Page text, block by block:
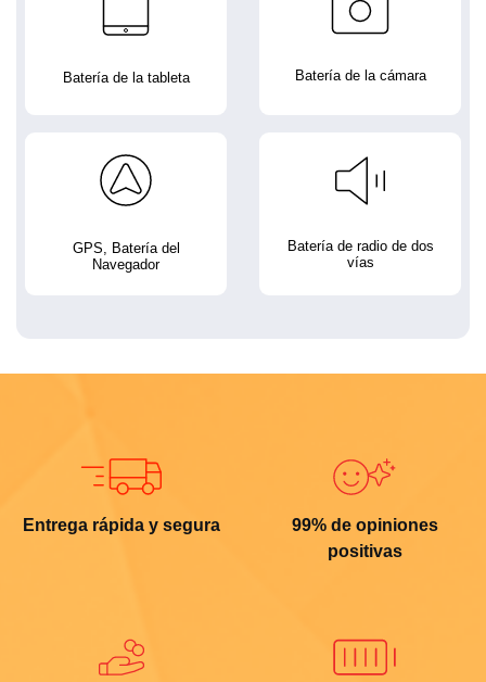
Batería de la tableta Batería de la cámara
GPS, Batería del
Navegador
Batería de radio de dos
vías
Entrega rápida y segura
99% de opiniones
positivas